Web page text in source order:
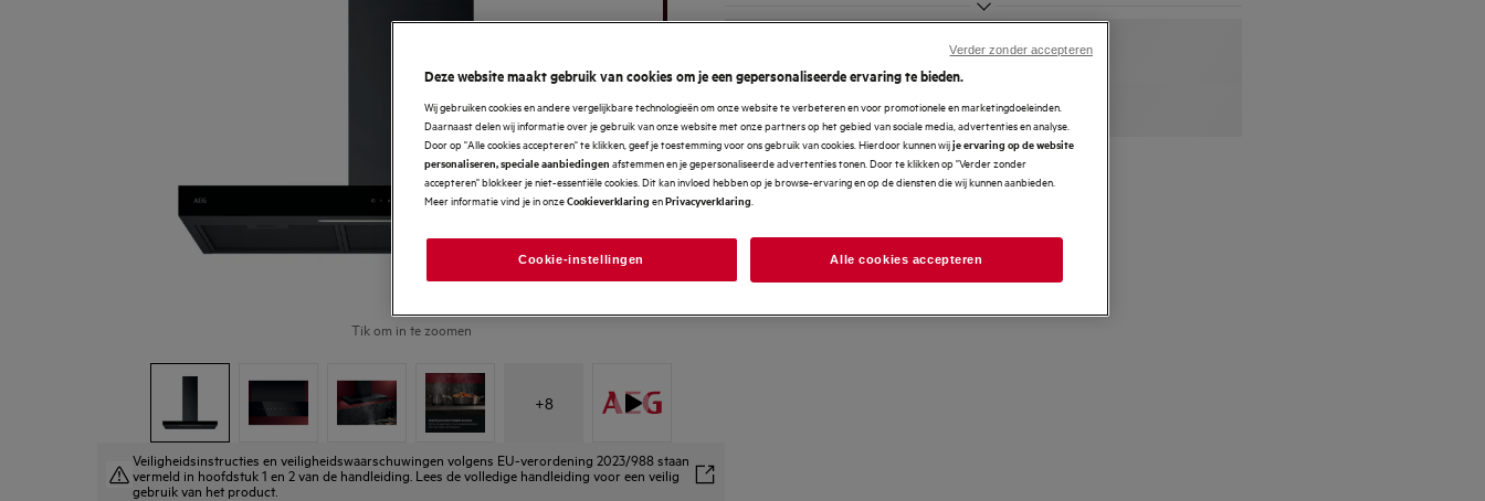
Tik om in te zoomen
+8
Veiligheidsinstructies en veiligheidswaarschuwingen volgens EU-verordening 2023/988 staan
vermeld in hoofdstuk 1 en 2 van de handleiding. Lees de volledige handleiding voor een veilig
gebruik van het product.
Deze website maakt gebruik van cookies om je een gepersonaliseerde ervaring te bieden.
Wij gebruiken cookies en andere vergelijkbare technologieën om onze website te verbeteren en voor promotionele en marketingdoeleinden.
Daarnaast delen wij informatie over je gebruik van onze website met onze partners op het gebied van sociale media, advertenties en analyse.
Door op "Alle cookies accepteren" te klikken, geef je toestemming voor ons gebruik van cookies. Hierdoor kunnen wijje ervaring op de website
personaliseren, speciale aanbiedingen afstemmen en je gepersonaliseerde advertenties tonen. Door te klikken op "Verder zonder
accepteren" blokkeer je niet-essentiële cookies. Dit kan invloed hebben op je browse-ervaring en op de diensten die wij kunnen aanbieden.
Meer informatie vind je in onzeCookieverklaring enPrivacyverklaring
Cookie-instellingen Alle cookies accepteren
Verder zonder accepteren